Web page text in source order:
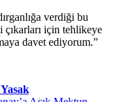
verdiği bu
için tehlikeye
davet ediyorum.”